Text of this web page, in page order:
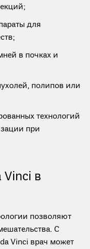
для
в почках и
полипов или
технологий
при
Vinci в
позволяют
С
Vinci врач может